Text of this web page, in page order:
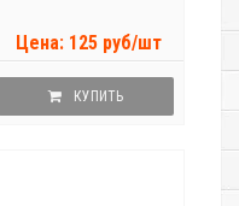
Цена: 125 руб/шт
КУПИТЬ